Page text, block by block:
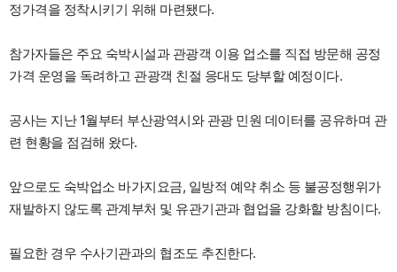
정가격을 정착시키기 위해 마련됐다.
참가자들은 주요 숙박시설과 관광객 이용 업소를 직접 방문해 공정
가격 운영을 독려하고 관광객 친절 응대도 당부할 예정이다.
공사는 지난 1월부터 부산광역시와 관광 민원 데이터를 공유하며 관
련 현황을 점검해 왔다.
앞으로도 숙박업소 바가지요금, 일방적 예약 취소 등 불공정행위가
재발하지 않도록 관계부처 및 유관기관과 협업을 강화할 방침이다.
필요한 경우 수사기관과의 협조도 추진한다.